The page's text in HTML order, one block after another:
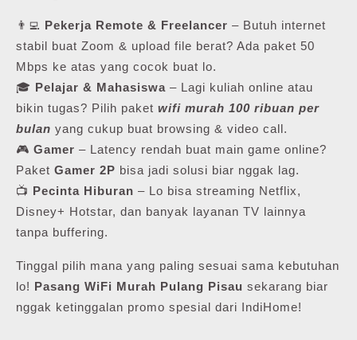
👨‍💻 Pekerja Remote & Freelancer – Butuh internet
stabil buat Zoom & upload file berat? Ada paket 50
Mbps ke atas yang cocok buat lo.
🎓 Pelajar & Mahasiswa – Lagi kuliah online atau
bikin tugas? Pilih paket wifi murah 100 ribuan per
bulan yang cukup buat browsing & video call.
🎮 Gamer – Latency rendah buat main game online?
Paket Gamer 2P bisa jadi solusi biar nggak lag.
📺 Pecinta Hiburan – Lo bisa streaming Netflix,
Disney+ Hotstar, dan banyak layanan TV lainnya
tanpa buffering.
Tinggal pilih mana yang paling sesuai sama kebutuhan
lo! Pasang WiFi Murah Pulang Pisau sekarang biar
nggak ketinggalan promo spesial dari IndiHome!